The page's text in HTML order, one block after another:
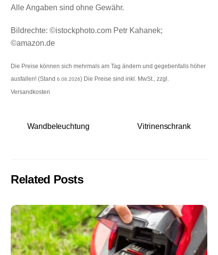
Alle Angaben sind ohne Gewähr.
Bildrechte: ©istockphoto.com Petr Kahanek;
©amazon.de
Die Preise können sich mehrmals am Tag ändern und gegebenfalls höher
ausfallen! (Stand6.08.2026) Die Preise sind inkl. MwSt., zzgl.
Versandkosten
Wandbeleuchtung Vitrinenschrank
Related Posts